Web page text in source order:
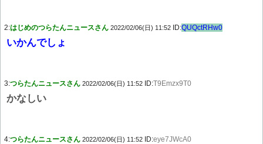
2:はじめのつらたんニュースさん 2022/02/06(日) 11:52 ID:QUQctRHw0
いかんでしょ
3:つらたんニュースさん 2022/02/06(日) 11:52 ID:T9Emzx9T0
かなしい
4:つらたんニュースさん 2022/02/06(日) 11:52 ID:eye7JWcA0